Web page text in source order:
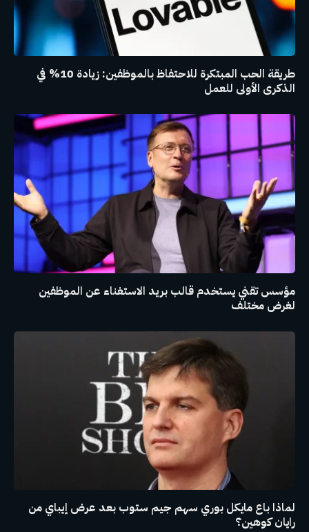
طريقة الحب المبتكرة للاحتفاظ بالموظفين: زيادة 10% في
الذكرى الأولى للعمل
مؤسس تقني يستخدم قالب بريد الاستغناء عن الموظفين
لغرض مختلف
لماذا باع مايكل بوري سهم جيم ستوب بعد عرض إيباي من
رايان كوهين؟